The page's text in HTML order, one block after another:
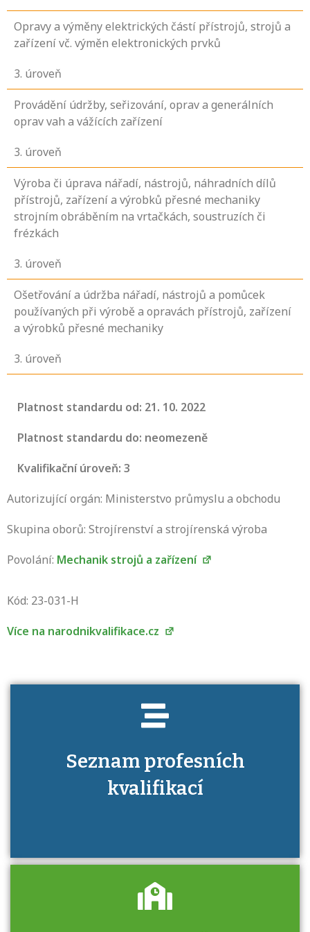
Opravy a výměny elektrických částí přístrojů, strojů a
zařízení vč. výměn elektronických prvků
3. úroveň
Provádění údržby, seřizování, oprav a generálních
oprav vah a vážících zařízení
3. úroveň
Výroba či úprava nářadí, nástrojů, náhradních dílů
přístrojů, zařízení a výrobků přesné mechaniky
strojním obráběním na vrtačkách, soustruzích či
frézkách
3. úroveň
Ošetřování a údržba nářadí, nástrojů a pomůcek
používaných při výrobě a opravách přístrojů, zařízení
a výrobků přesné mechaniky
3. úroveň
Platnost standardu od: 21. 10. 2022
Platnost standardu do: neomezeně
Kvalifikační úroveň: 3
Autorizující orgán: Ministerstvo průmyslu a obchodu
Skupina oborů: Strojírenství a strojírenská výroba
Povolání: Mechanik strojů a zařízení
Kód: 23-031-H
Více na narodnikvalifikace.cz
Seznam profesních
kvalifikací
Víte, jaké dovednosti musíte pro danou